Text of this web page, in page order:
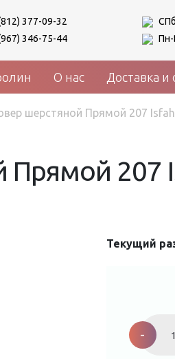
377-09-32
346-75-44
Пн-
О нас Доставка и
шерстяной Прямой 207
Прямой 207
Текущий
-
Ковер
Прямой
207